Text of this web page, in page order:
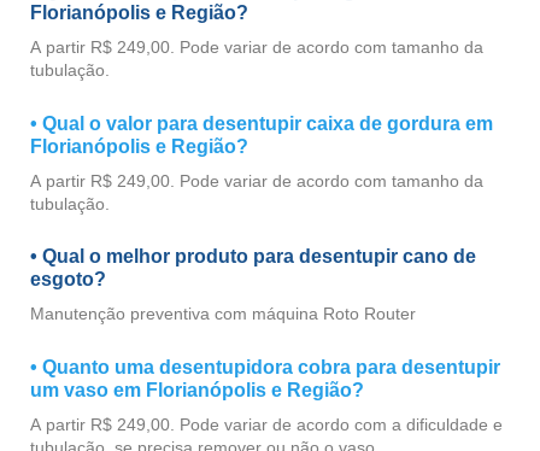
Florianópolis e Região?
A partir R$ 249,00. Pode variar de acordo com tamanho da
tubulação.
• Qual o valor para desentupir caixa de gordura em
Florianópolis e Região?
A partir R$ 249,00. Pode variar de acordo com tamanho da
tubulação.
• Qual o melhor produto para desentupir cano de
esgoto?
Manutenção preventiva com máquina Roto Router
• Quanto uma desentupidora cobra para desentupir
um vaso em Florianópolis e Região?
A partir R$ 249,00. Pode variar de acordo com a dificuldade e
tubulação, se precisa remover ou não o vaso.